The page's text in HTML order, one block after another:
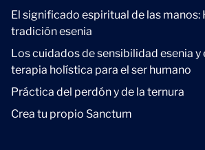
El significado espiritual de las manos:
tradición esenia
Los cuidados de sensibilidad esenia y
terapia holística para el ser humano
Práctica del perdón y de la ternura
Crea tu propio Sanctum